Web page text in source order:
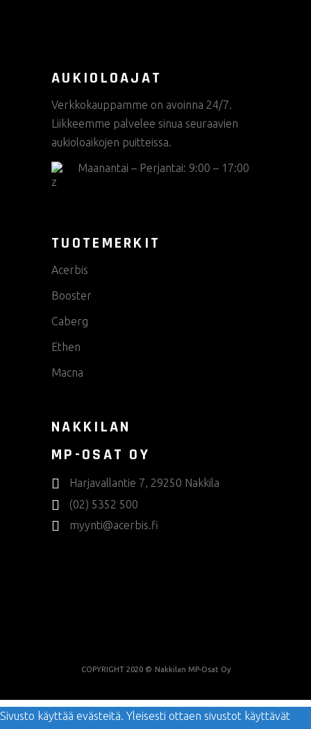
AUKIOLOAJAT
Verkkokauppamme on avoinna 24/7.
Liikkeemme palvelee sinua seuraavien
aukioloaikojen puitteissa.
Maanantai – Perjantai: 9:00 – 17:00
TUOTEMERKIT
Acerbis
Booster
Caberg
Ethen
Macna
NAKKILAN
MP-OSAT OY
Harjavallantie 7, 29250 Nakkila
(02) 5352 500
myynti@acerbis.fi
COPYRIGHT 2020 © Nakkilan MP-Osat Oy
Sivusto käyttää evästeitä. Yleisesti ottaen sivustot käyttävät